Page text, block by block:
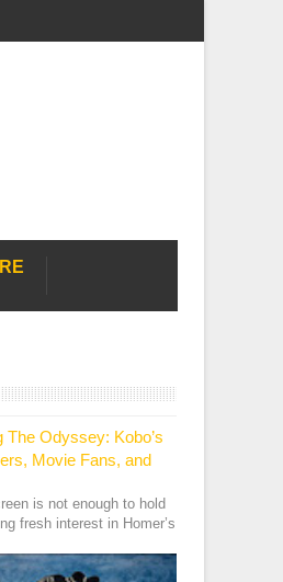
The Odyssey: Kobo’s
Movie Fans, and
is not enough to hold
fresh interest in Homer’s